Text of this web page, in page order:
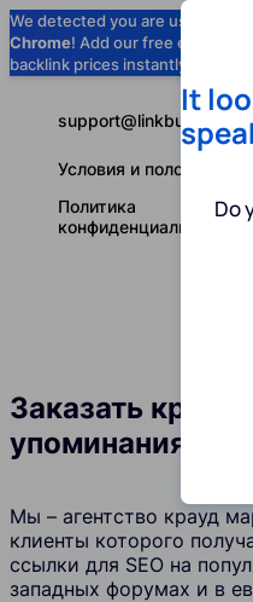
We detected you are using
Chrome! Add our free extension
backlink prices instantly as you
support@linkbuilder.com
Условия и положения
Политика
конфиденциальности
Заказать
упоминания
Мы – агентство крауд
клиенты которого
ссылки для SEO на
западных форумах и в
It
Do